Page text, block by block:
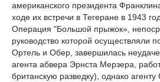
американского президента
ходе их встречи в Тегеране в 1943
Операция "Большой прыжок»,
руководство которой осуществляли
Ортель и Обер, завершилась
агента абвера Эрнста Мерзера,
британскую разведку), однако